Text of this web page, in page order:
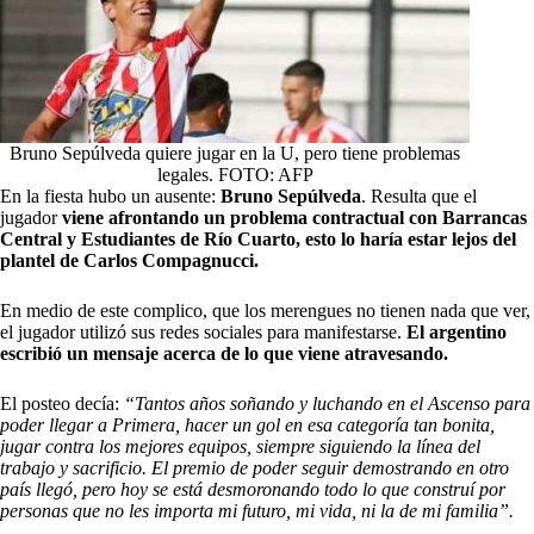
Bruno Sepúlveda quiere jugar en la U, pero tiene problemas
legales. FOTO: AFP
En la fiesta hubo un ausente: Bruno Sepúlveda. Resulta que el
jugadorviene afrontando un problema contractual con Barrancas
Central y Estudiantes de Río Cuarto, esto lo haría estar lejos del
plantel de Carlos Compagnucci.
En medio de este complico, que los merengues no tienen nada que ver,
el jugador utilizó sus redes sociales para manifestarse. El argentino
escribió un mensaje acerca de lo que viene atravesando.
El posteo decía: “Tantos años soñando y luchando en el Ascenso para
poder llegar a Primera, hacer un gol en esa categoría tan bonita,
jugar contra los mejores equipos, siempre siguiendo la línea del
trabajo y sacrificio. El premio de poder seguir demostrando en otro
país llegó, pero hoy se está desmoronando todo lo que construí por
personas que no les importa mi futuro, mi vida, ni la de mi familia”.